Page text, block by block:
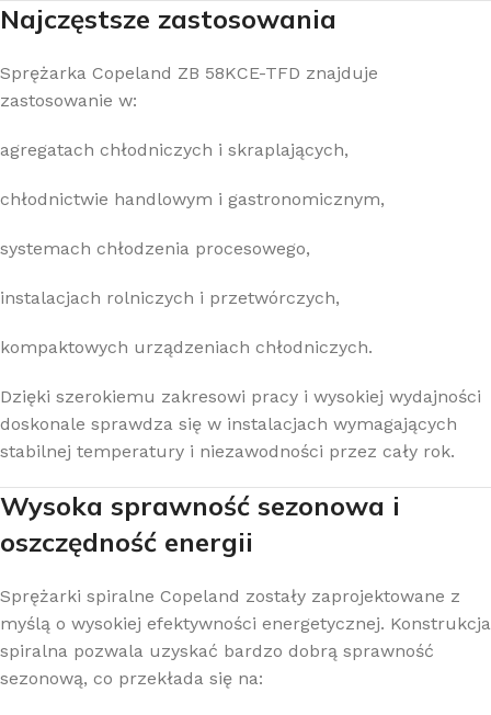
Najczęstsze zastosowania
Sprężarka Copeland ZB 58KCE-TFD znajduje
zastosowanie w:
agregatach chłodniczych i skraplających,
chłodnictwie handlowym i gastronomicznym,
systemach chłodzenia procesowego,
instalacjach rolniczych i przetwórczych,
kompaktowych urządzeniach chłodniczych.
Dzięki szerokiemu zakresowi pracy i wysokiej wydajności
doskonale sprawdza się w instalacjach wymagających
stabilnej temperatury i niezawodności przez cały rok.
Wysoka sprawność sezonowa i
oszczędność energii
Sprężarki spiralne Copeland zostały zaprojektowane z
myślą o wysokiej efektywności energetycznej. Konstrukcja
spiralna pozwala uzyskać bardzo dobrą sprawność
sezonową, co przekłada się na: